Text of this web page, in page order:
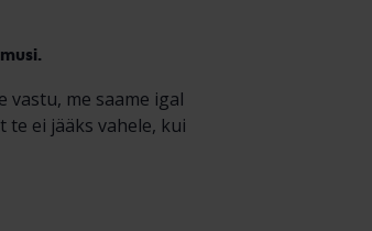
vastu, me saame igal
te ei jääks vahele, kui